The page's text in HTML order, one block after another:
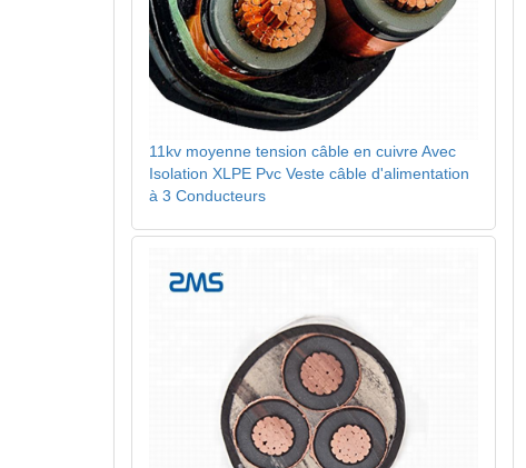
11kv moyenne tension câble en cuivre Avec
Isolation XLPE Pvc Veste câble d'alimentation
à 3 Conducteurs